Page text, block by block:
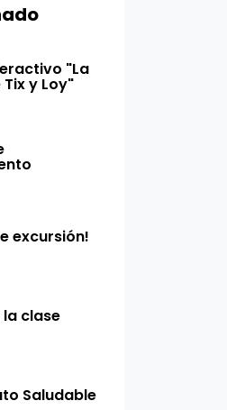
"La
y Loy"
excursión!
la clase
Saludable